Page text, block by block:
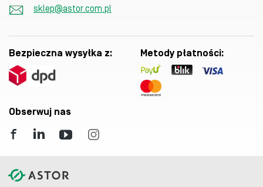
sklep@astor.com.pl
Bezpieczna wysyłka z: Metody płatności:
Obserwuj nas